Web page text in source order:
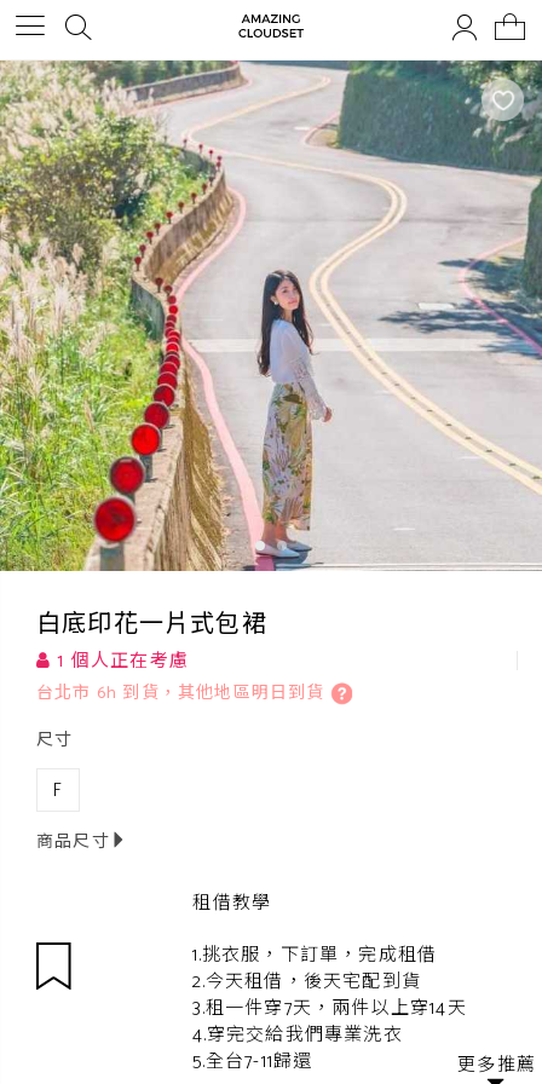
白底印花一片式包裙
1 個人正在考慮
台北市 6h 到貨，其他地區明日到貨
尺寸
F
商品尺寸
租借教學
1.挑衣服，下訂單，完成租借
2.今天租借，後天宅配到貨
3.租一件穿7天，兩件以上穿14天
4.穿完交給我們專業洗衣
5.全台7-11歸還
更多推薦